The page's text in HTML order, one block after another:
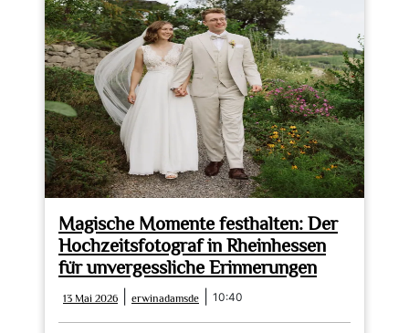
Magische Momente festhalten: Der
Hochzeitsfotograf in Rheinhessen
für unvergessliche Erinnerungen
13 Mai 2026
Mai
2026
erwinadamsde erwinadamsde
10:40